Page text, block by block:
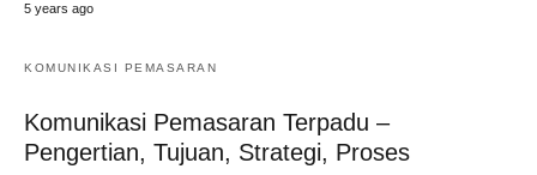
5 years ago
KOMUNIKASI PEMASARAN
Komunikasi Pemasaran Terpadu –
Pengertian, Tujuan, Strategi, Proses